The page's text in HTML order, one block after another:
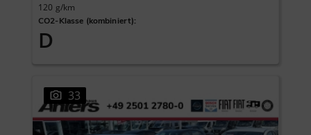
120 g/km
CO2-Klasse (kombiniert):
D
33